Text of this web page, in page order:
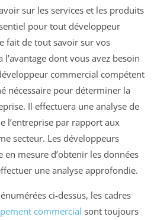
sur les services et les produits
pour tout développeur
fait de tout savoir sur vos
dont vous avez besoin
commercial compétent
nécessaire pour déterminer la
Il effectuera une analyse de
l’entreprise par rapport aux
secteur. Les développeurs
mesure d’obtenir les données
une analyse approfondie.
ci-dessus, les cadres
commercial sont toujours